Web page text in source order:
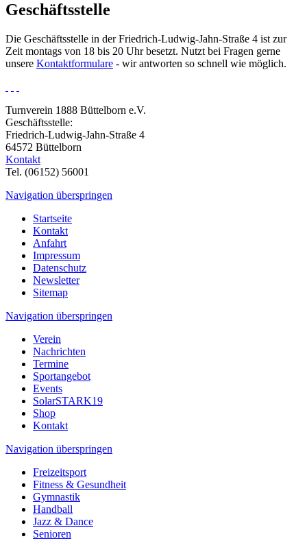
Geschäftsstelle
Die Geschäftsstelle in der Friedrich-Ludwig-Jahn-Straße 4 ist zur
Zeit montags von 18 bis 20 Uhr besetzt. Nutzt bei Fragen gerne
unsere Kontaktformulare - wir antworten so schnell wie möglich.
Turnverein 1888 Büttelborn e.V.
Geschäftsstelle:
Friedrich-Ludwig-Jahn-Straße 4
64572 Büttelborn
Kontakt
Tel. (06152) 56001
Navigation überspringen
Startseite
Kontakt
Anfahrt
Impressum
Datenschutz
Newsletter
Sitemap
Navigation überspringen
Verein
Nachrichten
Termine
Sportangebot
Events
SolarSTARK19
Shop
Kontakt
Navigation überspringen
Freizeitsport
Fitness & Gesundheit
Gymnastik
Handball
Jazz & Dance
Senioren